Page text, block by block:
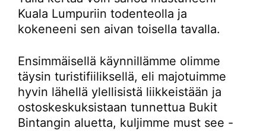
Kuala Lumpuriin todenteolla ja
kokeneeni sen aivan toisella tavalla.
Ensimmäisellä käynnillämme olimme
täysin turistifiiliksellä, eli majotuimme
hyvin lähellä ylellisistä liikkeistään ja
ostoskeskuksistaan tunnettua Bukit
Bintangin aluetta, kuljimme must see -